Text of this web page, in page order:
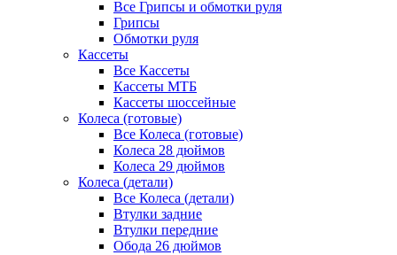
Все Грипсы и обмотки руля
Грипсы
Обмотки руля
Кассеты
Все Кассеты
Кассеты МТБ
Кассеты шоссейные
Колеса (готовые)
Все Колеса (готовые)
Колеса 28 дюймов
Колеса 29 дюймов
Колеса (детали)
Все Колеса (детали)
Втулки задние
Втулки передние
Обода 26 дюймов